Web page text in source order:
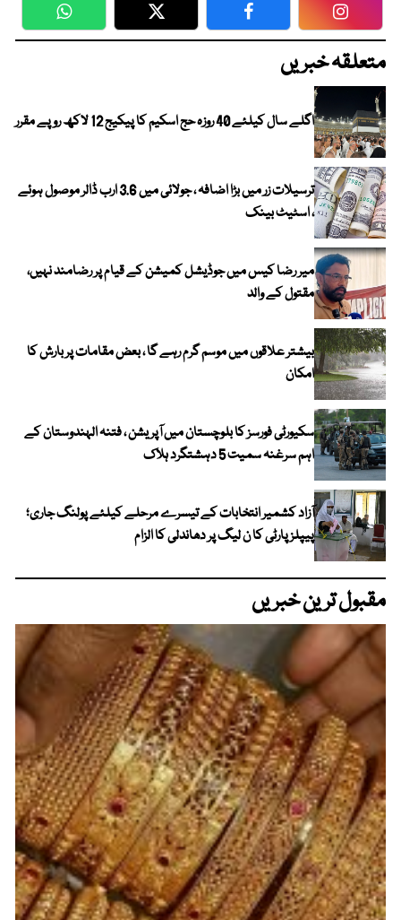
WhatsApp Twitter Facebook
متعلقہ خبریں
اگلے سال کیلئے 40 روزہ حج اسکیم کا پیکیج 12 لاکھ روپے مقرر
ترسیلات زر میں بڑا اضافہ ، جولائی میں 3.6 ارب ڈالر موصول ہوئے
، اسٹیٹ بینک
میر رضا کیس میں جوڈیشل کمیشن کے قیام پر رضامند نہیں،
مقتول کے والد
بیشتر علاقوں میں موسم گرم رہے گا ، بعض مقامات پر بارش کا
امکان
سکیورٹی فورسز کا بلوچستان میں آپریشن ، فتنہ الہندوستان کے
اہم سرغنہ سمیت 5 دہشتگرد ہلاک
آزاد کشمیر انتخابات کے تیسرے مرحلے کیلئے پولنگ جاری؛
پیپلز پارٹی کا ن لیگ پر دھاندلی کا الزام
مقبول ترین خبریں